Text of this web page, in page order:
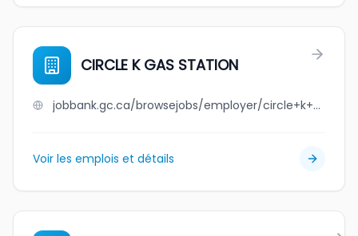
CIRCLE K GAS STATION
jobbank.gc.ca/browsejobs/employer/circle+k+gas+station/ca
Voir les emplois et détails